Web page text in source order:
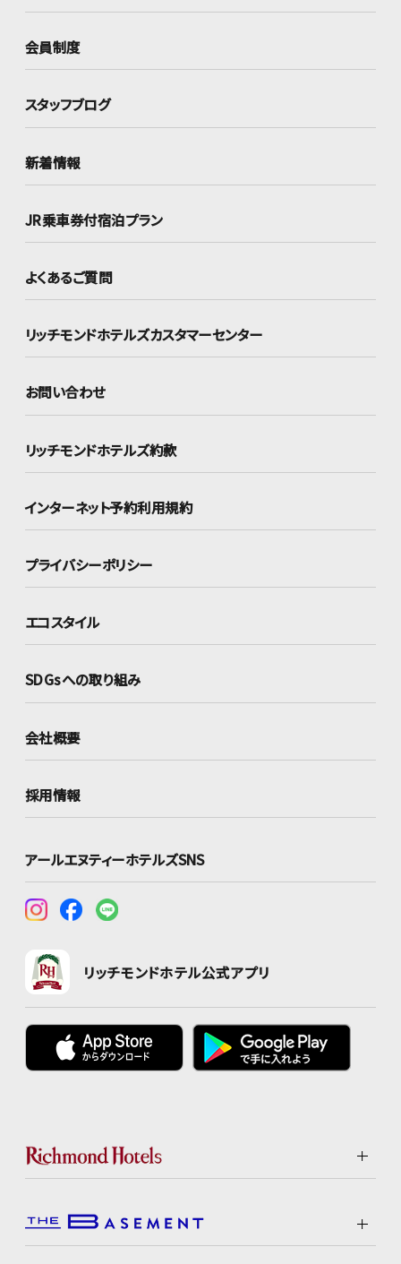
会員制度
スタッフブログ
新着情報
JR乗車券付宿泊プラン
よくあるご質問
リッチモンドホテルズカスタマーセンター
お問い合わせ
リッチモンドホテルズ約款
インターネット予約利用規約
プライバシーポリシー
エコスタイル
SDGsへの取り組み
会社概要
採用情報
アールエヌティーホテルズSNS
リッチモンドホテル公式アプリ